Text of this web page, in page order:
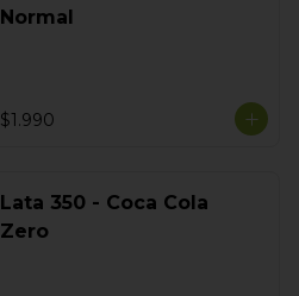
Normal
$1.990
Lata 350 - Coca Cola
Zero